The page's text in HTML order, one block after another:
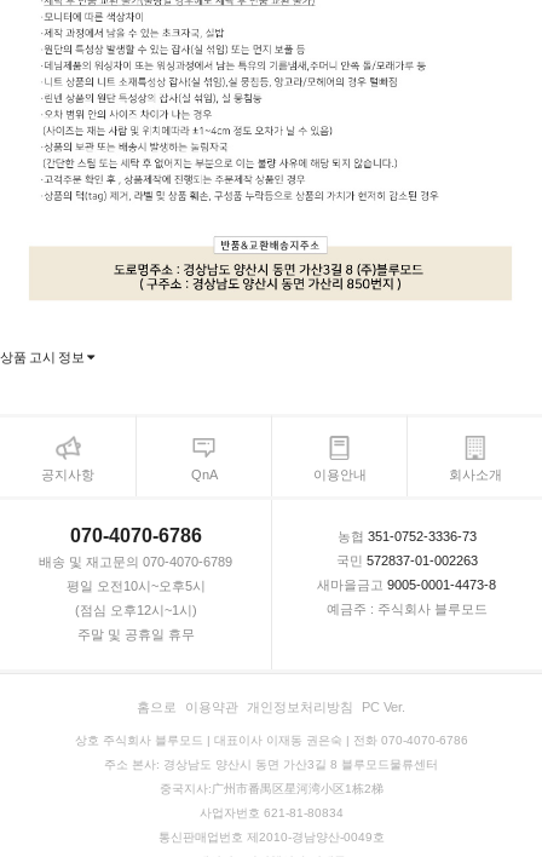
상품 고시 정보
공지사항 QnA 이용안내 회사소개
070-4070-6786
배송 및 재고문의 070-4070-6789
평일 오전10시~오후5시
(점심 오후12시~1시)
주말 및 공휴일 휴무
농협 351-0752-3336-73
국민 572837-01-002263
새마을금고 9005-0001-4473-8
예금주 : 주식회사 블루모드
홈으로 이용약관 개인정보처리방침 PC Ver.
상호 주식회사 블루모드 | 대표이사 이재동 권은숙 | 전화 070-4070-6786
주소 본사: 경상남도 양산시 동면 가산3길 8 블루모드물류센터
중국지사:广州市番禺区星河湾小区1栋2梯
사업자번호 621-81-80834
통신판매업번호 제2010-경남양산-0049호